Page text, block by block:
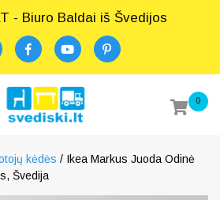
- Biuro Baldai iš Švedijos
0
kėdės / Ikea Markus Juoda Odinė
Švedija